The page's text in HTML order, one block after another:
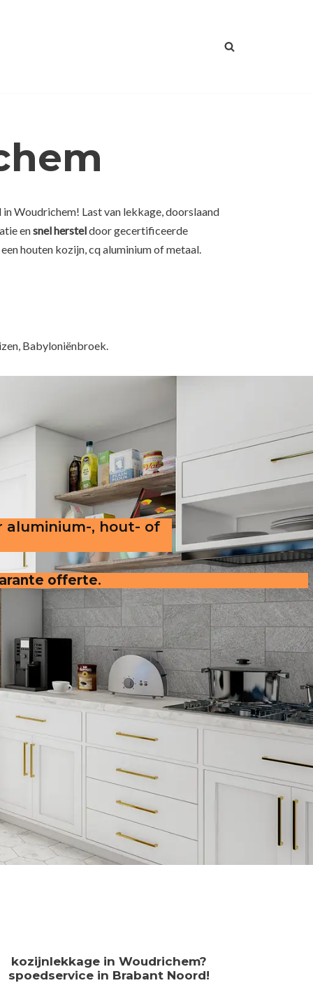
Woudrichem! Last van lekkage, doorslaand
ensnel hersteldoor gecertificeerde
houten kozijn, cq aluminium of metaal.
Babyloniënbroek.
aluminium-, hout- of
offerte.
kozijnlekkage in Woudrichem?
spoedservice in Brabant Noord!